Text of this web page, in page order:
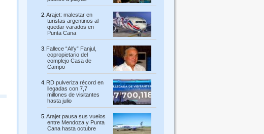
Arajet: malestar en
turistas argentinos al
quedar varados en
Punta Cana
Fallece “Alfy” Fanjul,
copropietario del
complejo Casa de
Campo
RD pulveriza récord en
llegadas con 7,7
millones de visitantes
hasta julio
Arajet pausa sus vuelos
entre Mendoza y Punta
Cana hasta octubre